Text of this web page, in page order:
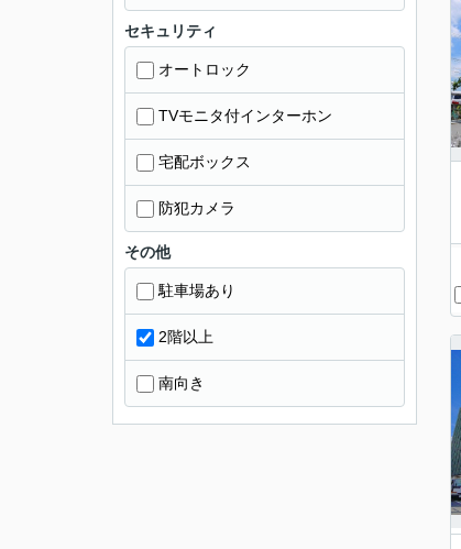
セキュリティ
オートロック
TVモニタ付インターホン
宅配ボックス
防犯カメラ
その他
駐車場あり
2階以上
南向き